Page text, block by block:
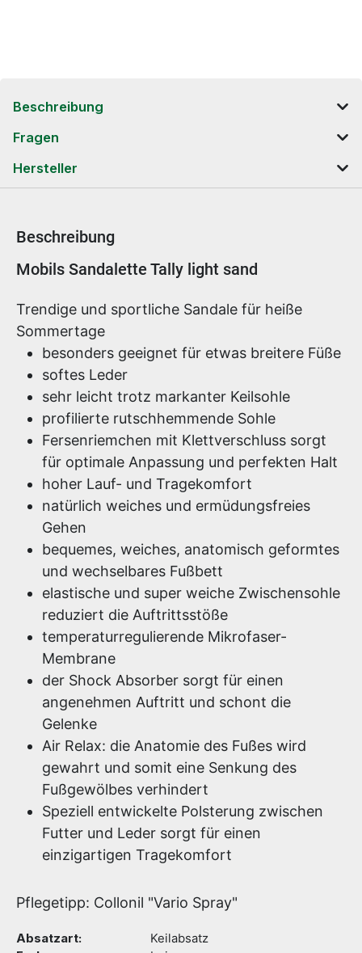
Beschreibung
Fragen
Hersteller
Beschreibung
Produktinformationen
Mobils Sandalette Tally light sand
Trendige und sportliche Sandale für heiße
Sommertage
besonders geeignet für etwas breitere Füße
softes Leder
sehr leicht trotz markanter Keilsohle
profilierte rutschhemmende Sohle
Fersenriemchen mit Klettverschluss sorgt
für optimale Anpassung und perfekten Halt
hoher Lauf- und Tragekomfort
natürlich weiches und ermüdungsfreies
Gehen
bequemes, weiches, anatomisch geformtes
und wechselbares Fußbett
elastische und super weiche Zwischensohle
reduziert die Auftrittsstöße
temperaturregulierende Mikrofaser-
Membrane
der Shock Absorber sorgt für einen
angenehmen Auftritt und schont die
Gelenke
Air Relax: die Anatomie des Fußes wird
gewahrt und somit eine Senkung des
Fußgewölbes verhindert
Speziell entwickelte Polsterung zwischen
Futter und Leder sorgt für einen
einzigartigen Tragekomfort
Pflegetipp: Collonil "Vario Spray"
Absatzart:
Keilabsatz